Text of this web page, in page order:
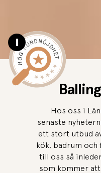
Pause video
Hos oss i
senaste
ett stort utbud
kök, badrum och
till oss så
som kommer